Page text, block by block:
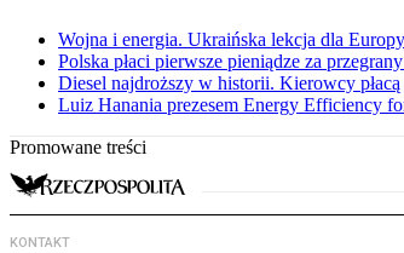
Wojna i energia. Ukraińska lekcja dla Europy
Polska płaci pierwsze pieniądze za
Diesel najdroższy w historii. Kierowcy
Luiz Hanania prezesem Energy Efficiency
Promowane treści
KONTAKT